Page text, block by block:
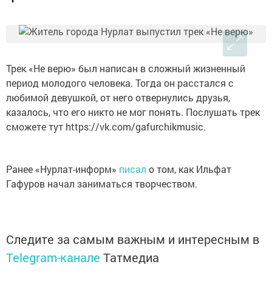
Трек «Не верю» был написан в сложный жизненный
период молодого человека. Тогда он расстался с
любимой девушкой, от него отвернулись друзья,
казалось, что его никто не мог понять. Послушать трек
сможете тут https://vk.com/gafurchikmusic.
Ранее «Нурлат-информ» писал о том, как Ильфат
Гафуров начал заниматься творчеством.
Следите за самым важным и интересным в
Telegram-канале Татмедиа